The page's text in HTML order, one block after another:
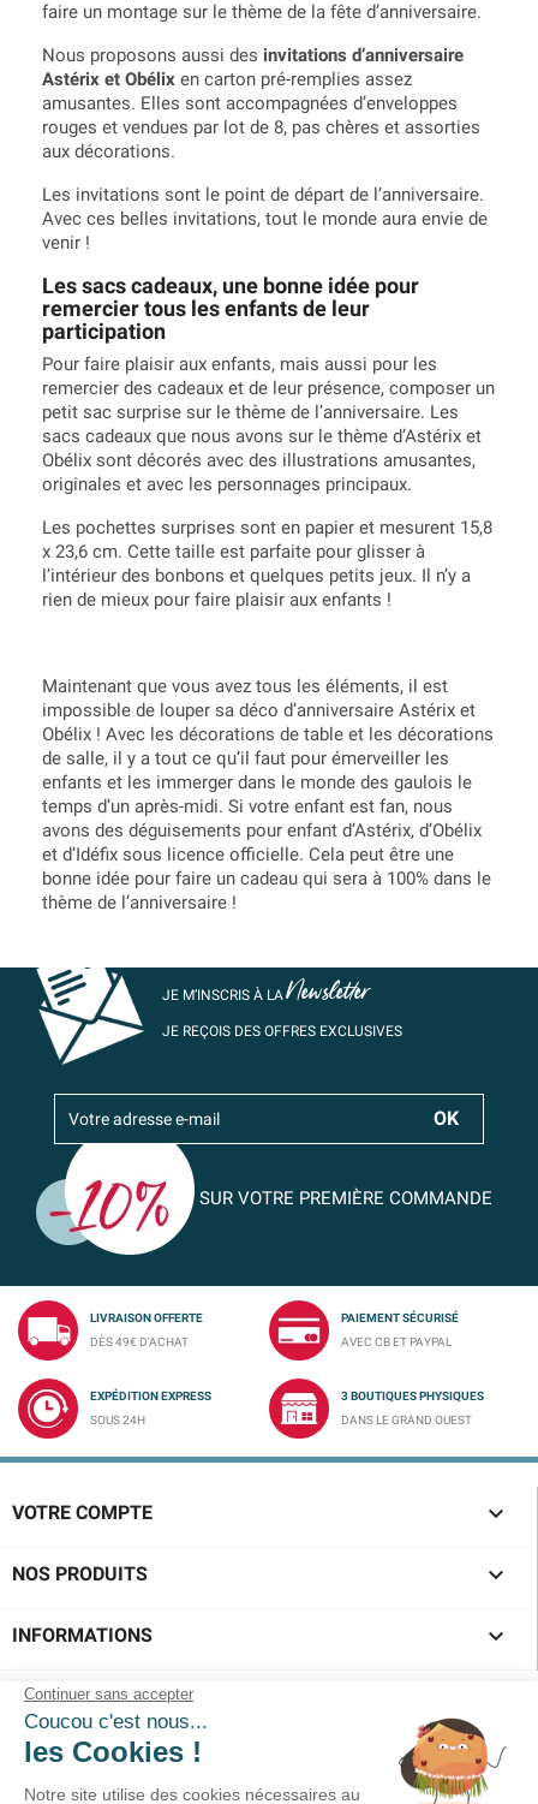
faire un montage sur le thème de la fête d’anniversaire.
Nous proposons aussi des invitations d’anniversaire
Astérix et Obélix en carton pré-remplies assez
amusantes. Elles sont accompagnées d’enveloppes
rouges et vendues par lot de 8, pas chères et assorties
aux décorations.
Les invitations sont le point de départ de l’anniversaire.
Avec ces belles invitations, tout le monde aura envie de
venir !
Les sacs cadeaux, une bonne idée pour
remercier tous les enfants de leur
participation
Pour faire plaisir aux enfants, mais aussi pour les
remercier des cadeaux et de leur présence, composer un
petit sac surprise sur le thème de l’anniversaire. Les
sacs cadeaux que nous avons sur le thème d’Astérix et
Obélix sont décorés avec des illustrations amusantes,
originales et avec les personnages principaux.
Les pochettes surprises sont en papier et mesurent 15,8
x 23,6 cm. Cette taille est parfaite pour glisser à
l’intérieur des bonbons et quelques petits jeux. Il n’y a
rien de mieux pour faire plaisir aux enfants !
Maintenant que vous avez tous les éléments, il est
impossible de louper sa déco d’anniversaire Astérix et
Obélix ! Avec les décorations de table et les décorations
de salle, il y a tout ce qu’il faut pour émerveiller les
enfants et les immerger dans le monde des gaulois le
temps d’un après-midi. Si votre enfant est fan, nous
avons des déguisements pour enfant d’Astérix, d’Obélix
et d’Idéfix sous licence officielle. Cela peut être une
bonne idée pour faire un cadeau qui sera à 100% dans le
thème de l’anniversaire !
JE M’INSCRIS À LANewsletter
JE REÇOIS DES OFFRES EXCLUSIVES
SUR VOTRE PREMIÈRE COMMANDE
LIVRAISON OFFERTE
DÈS 49€ D'ACHAT
PAIEMENT SÉCURISÉ
AVEC CB ET PAYPAL
EXPÉDITION EXPRESS
SOUS 24H
3 BOUTIQUES PHYSIQUES
DANS LE GRAND OUEST
VOTRE COMPTE 
NOS PRODUITS 
INFORMATIONS 
Service clients